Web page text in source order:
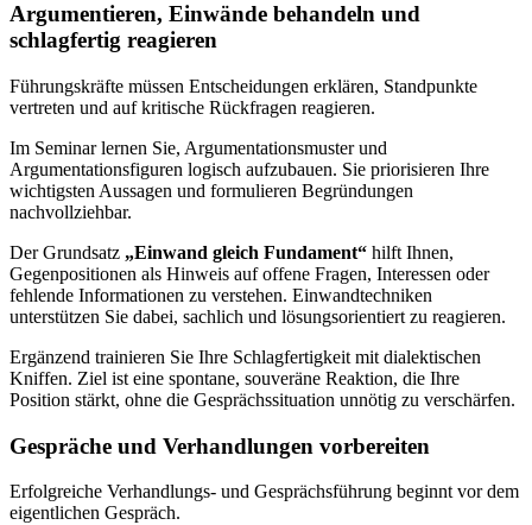
Argumentieren, Einwände behandeln und
schlagfertig reagieren
Führungskräfte müssen Entscheidungen erklären, Standpunkte
vertreten und auf kritische Rückfragen reagieren.
Im Seminar lernen Sie, Argumentationsmuster und
Argumentationsfiguren logisch aufzubauen. Sie priorisieren Ihre
wichtigsten Aussagen und formulieren Begründungen
nachvollziehbar.
Der Grundsatz „Einwand gleich Fundament“ hilft Ihnen,
Gegenpositionen als Hinweis auf offene Fragen, Interessen oder
fehlende Informationen zu verstehen. Einwandtechniken
unterstützen Sie dabei, sachlich und lösungsorientiert zu reagieren.
Ergänzend trainieren Sie Ihre Schlagfertigkeit mit dialektischen
Kniffen. Ziel ist eine spontane, souveräne Reaktion, die Ihre
Position stärkt, ohne die Gesprächssituation unnötig zu verschärfen.
Gespräche und Verhandlungen vorbereiten
Erfolgreiche Verhandlungs- und Gesprächsführung beginnt vor dem
eigentlichen Gespräch.